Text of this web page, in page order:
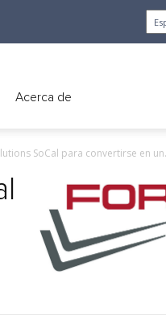
Acerca de
SoCal para convertirse en